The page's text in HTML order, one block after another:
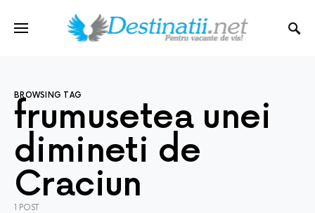
BROWSING TAG
frumusetea unei
dimineti de
Craciun
1 POST